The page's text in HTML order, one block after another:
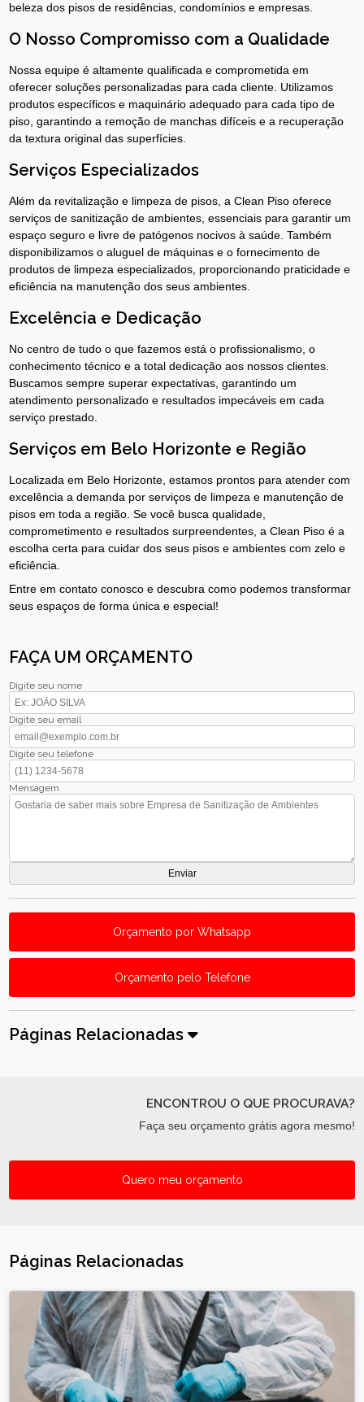
beleza dos pisos de residências, condomínios e empresas.
O Nosso Compromisso com a Qualidade
Nossa equipe é altamente qualificada e comprometida em
oferecer soluções personalizadas para cada cliente. Utilizamos
produtos específicos e maquinário adequado para cada tipo de
piso, garantindo a remoção de manchas difíceis e a recuperação
da textura original das superfícies.
Serviços Especializados
Além da revitalização e limpeza de pisos, a Clean Piso oferece
serviços de sanitização de ambientes, essenciais para garantir um
espaço seguro e livre de patógenos nocivos à saúde. Também
disponibilizamos o aluguel de máquinas e o fornecimento de
produtos de limpeza especializados, proporcionando praticidade e
eficiência na manutenção dos seus ambientes.
Excelência e Dedicação
No centro de tudo o que fazemos está o profissionalismo, o
conhecimento técnico e a total dedicação aos nossos clientes.
Buscamos sempre superar expectativas, garantindo um
atendimento personalizado e resultados impecáveis em cada
serviço prestado.
Serviços em Belo Horizonte e Região
Localizada em Belo Horizonte, estamos prontos para atender com
excelência a demanda por serviços de limpeza e manutenção de
pisos em toda a região. Se você busca qualidade,
comprometimento e resultados surpreendentes, a Clean Piso é a
escolha certa para cuidar dos seus pisos e ambientes com zelo e
eficiência.
Entre em contato conosco e descubra como podemos transformar
seus espaços de forma única e especial!
FAÇA UM ORÇAMENTO
Digite seu nome
Digite seu email
Digite seu telefone
Mensagem
Orçamento por Whatsapp
Orçamento pelo Telefone
Páginas Relacionadas
ENCONTROU O QUE PROCURAVA?
Faça seu orçamento grátis agora mesmo!
Quero meu orçamento
Páginas Relacionadas